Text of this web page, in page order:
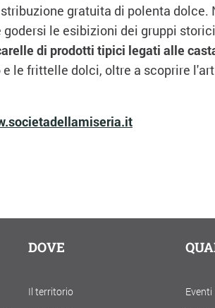
gratuita di polenta dolce.
le esibizioni dei gruppi
di prodotti tipici legati alle
le frittelle dolci, oltre a scoprire
DOVE
Il territorio
Eventi